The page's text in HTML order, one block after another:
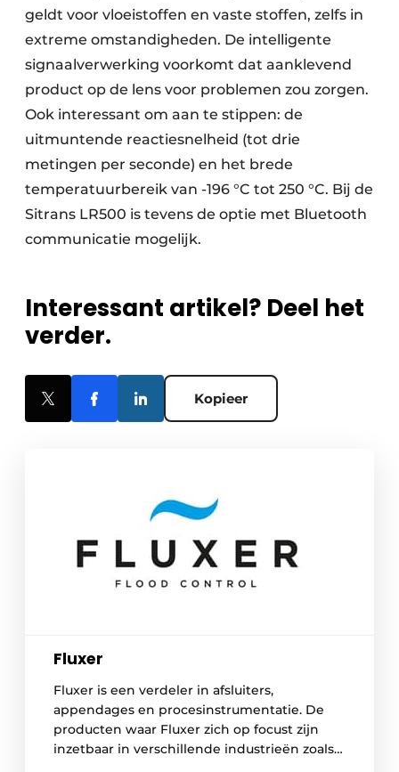
geldt voor vloeistoffen en vaste stoffen, zelfs in
extreme omstandigheden. De intelligente
signaalverwerking voorkomt dat aanklevend
product op de lens voor problemen zou zorgen.
Ook interessant om aan te stippen: de
uitmuntende reactiesnelheid (tot drie
metingen per seconde) en het brede
temperatuurbereik van -196 °C tot 250 °C. Bij de
Sitrans LR500 is tevens de optie met Bluetooth
communicatie mogelijk.
Interessant artikel? Deel het
verder.
Kopieer
Fluxer
Fluxer is een verdeler in afsluiters,
appendages en procesinstrumentatie. De
producten waar Fluxer zich op focust zijn
inzetbaar in verschillende industrieën zoals